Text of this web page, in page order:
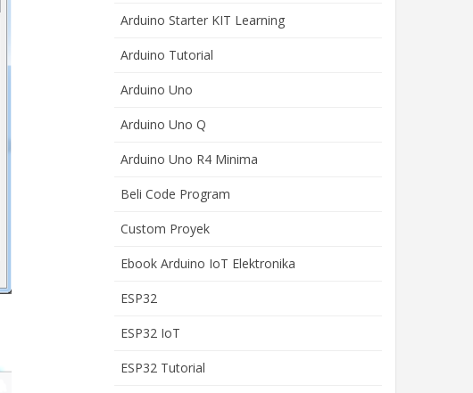
Arduino Starter KIT Learning
Arduino Tutorial
Arduino Uno
Arduino Uno Q
Arduino Uno R4 Minima
Beli Code Program
Custom Proyek
Ebook Arduino IoT Elektronika
ESP32
ESP32 IoT
ESP32 Tutorial